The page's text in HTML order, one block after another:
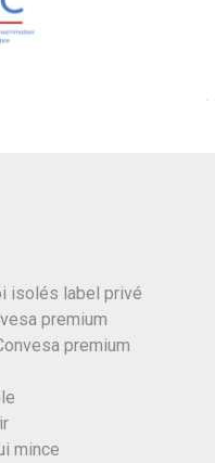
isolés label privé
premium
premium
mince